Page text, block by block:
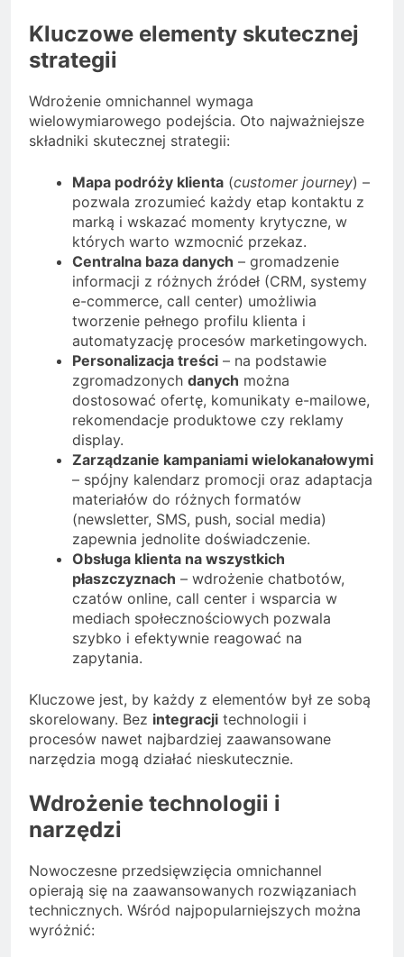
Kluczowe elementy skutecznej
strategii
Wdrożenie omnichannel wymaga
wielowymiarowego podejścia. Oto najważniejsze
składniki skutecznej strategii:
Mapa podróży klienta (customer journey) –
pozwala zrozumieć każdy etap kontaktu z
marką i wskazać momenty krytyczne, w
których warto wzmocnić przekaz.
Centralna baza danych – gromadzenie
informacji z różnych źródeł (CRM, systemy
e-commerce, call center) umożliwia
tworzenie pełnego profilu klienta i
automatyzację procesów marketingowych.
Personalizacja treści – na podstawie
zgromadzonych danych można
dostosować ofertę, komunikaty e-mailowe,
rekomendacje produktowe czy reklamy
display.
Zarządzanie kampaniami wielokanałowymi
– spójny kalendarz promocji oraz adaptacja
materiałów do różnych formatów
(newsletter, SMS, push, social media)
zapewnia jednolite doświadczenie.
Obsługa klienta na wszystkich
płaszczyznach – wdrożenie chatbotów,
czatów online, call center i wsparcia w
mediach społecznościowych pozwala
szybko i efektywnie reagować na
zapytania.
Kluczowe jest, by każdy z elementów był ze sobą
skorelowany. Bez integracji technologii i
procesów nawet najbardziej zaawansowane
narzędzia mogą działać nieskutecznie.
Wdrożenie technologii i
narzędzi
Nowoczesne przedsięwzięcia omnichannel
opierają się na zaawansowanych rozwiązaniach
technicznych. Wśród najpopularniejszych można
wyróżnić: